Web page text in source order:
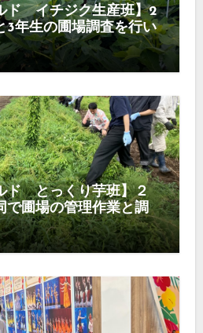
ド イチジク生産班】2
3年生の圃場調査を行い
ド とっくり芋班】２
で圃場の管理作業と調